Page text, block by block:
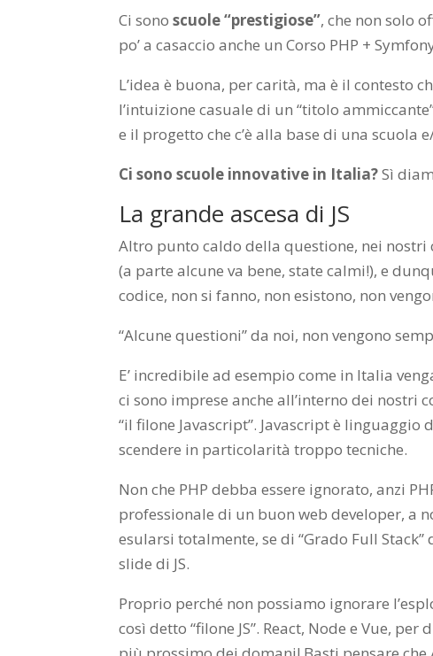
Ci sonoscuole “prestigiose”, che non solo
po’ a casaccio anche un Corso PHP +
L’idea è buona, per carità, ma è il contesto
l’intuizione casuale di un “titolo
e il progetto che c’è alla base di una scuola
Ci sono scuole innovative in Italia?Sì
La grande ascesa di JS
Altro punto caldo della questione, nei
(a parte alcune va bene, state calmi!), e
codice, non si fanno, non esistono, non
“Alcune questioni” da noi, non vengono
E’ incredibile ad esempio come in Italia
ci sono imprese anche all’interno dei nostri
“il filone Javascript”. Javascript è
scendere in particolarità troppo tecniche.
Non che PHP debba essere ignorato, anzi
professionale di un buon web developer, a
esularsi totalmente, se di “Grado Full
slide di JS.
Proprio perché non possiamo ignorare
così detto “filone JS”. React, Node e Vue,